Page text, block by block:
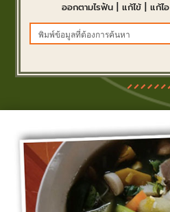
ออกตามไรฟัน| แก้ไข้| แก้ไอ